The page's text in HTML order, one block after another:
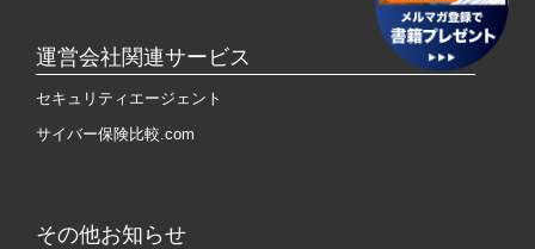
運営会社関連サービス
セキュリティエージェント
サイバー保険比較.com
その他お知らせ